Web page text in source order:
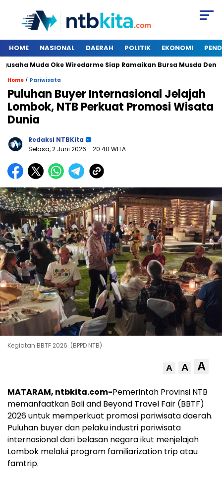
HOME NASIONAL DAERAH POLITIK EKONOMI
Muda Oke Wiredarme Siap Ramaikan Bursa Musda Demokrat
Home / Pariwisata
Puluhan Buyer Internasional Jelajah
Lombok, NTB Perkuat Promosi Wisata
Dunia
Redaksi NTBKita
Selasa, 2 Juni 2026 - 20:40 WITA
Kegiatan BBTF 2026. (BPPD NTB)
A A A
MATARAM, ntbkita.com-Pemerintah Provinsi NTB
memanfaatkan Bali and Beyond Travel Fair (BBTF)
2026 untuk memperkuat promosi pariwisata daerah.
Puluhan buyer dan pelaku industri pariwisata
internasional dari belasan negara ikut menjelajah
Lombok melalui program familiarization trip atau
famtrip.